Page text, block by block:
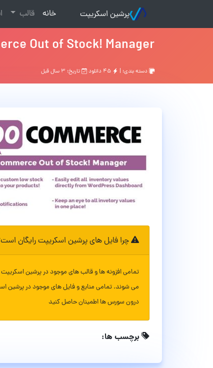
پرشین اسکریپت خانه
(current) قالب
Out of Stock! Manager
دسته بندی: | تاریخ: ۳ سال قبل
چرا فایل های پرشین اسکریپت رایگان
تمامی افزونه ها و قالب های موجود در پرشین
می شوند. تمامی منابع و فایل های موجود در پرشین
درون سورس ها اطمینان حاصل کنید
برچسب ها: